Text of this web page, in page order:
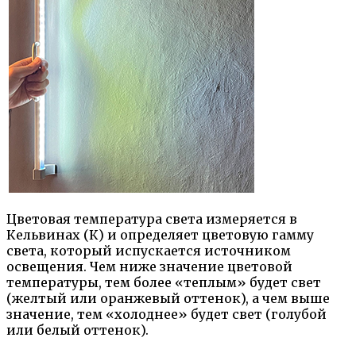
Цветовая температура света измеряется в
Кельвинах (К) и определяет цветовую гамму
света, который испускается источником
освещения. Чем ниже значение цветовой
температуры, тем более «теплым» будет свет
(желтый или оранжевый оттенок), а чем выше
значение, тем «холоднее» будет свет (голубой
или белый оттенок).